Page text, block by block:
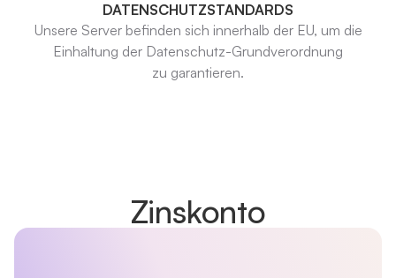
DATENSCHUTZSTANDARDS
Unsere Server befinden sich innerhalb der EU, um die
Einhaltung der Datenschutz-Grundverordnung
zu garantieren.
Zinskonto